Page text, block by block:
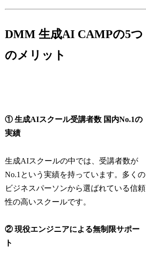
DMM 生成AI CAMPの5つ
のメリット
① 生成AIスクール受講者数 国内No.1の
実績
生成AIスクールの中では、受講者数が
No.1という実績を持っています。多くの
ビジネスパーソンから選ばれている信頼
性の高いスクールです。
② 現役エンジニアによる無制限サポー
ト